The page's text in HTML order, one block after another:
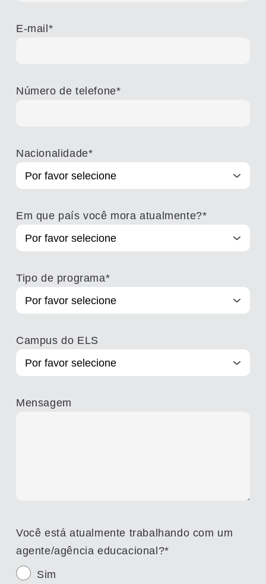
E-mail *
Número de telefone*
Nacionalidade*
Em que país você mora atualmente?*
Tipo de programa*
Campus do ELS
Mensagem
Você está atualmente trabalhando com um
agente/agência educacional?*
Sim